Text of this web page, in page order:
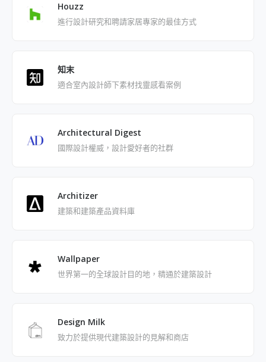
Houzz
進行設計研究和聘請家居專家的最佳方式
知末
適合室內設計師下素材找靈感看案例
Architectural Digest
國際設計權威，設計愛好者的社群
Architizer
建築和建築產品資料庫
Wallpaper
世界第一的全球設計目的地，精通於建築設計
Design Milk
致力於提供現代建築設計的見解和商店